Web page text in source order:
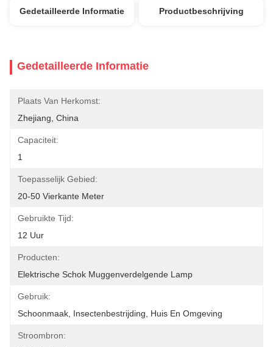
Gedetailleerde Informatie Productbeschrijving
Gedetailleerde Informatie
Plaats Van Herkomst:
Zhejiang, China
Capaciteit:
1
Toepasselijk Gebied:
20-50 Vierkante Meter
Gebruikte Tijd:
12 Uur
Producten:
Elektrische Schok Muggenverdelgende Lamp
Gebruik:
Schoonmaak, Insectenbestrijding, Huis En Omgeving
Stroombron: